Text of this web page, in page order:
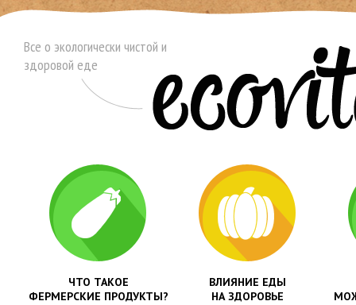
Все о экологически чистой и
здоровой еде
ЧТО ТАКОЕ
ФЕРМЕРСКИЕ ПРОДУКТЫ?
ВЛИЯНИЕ ЕДЫ
НА ЗДОРОВЬЕ